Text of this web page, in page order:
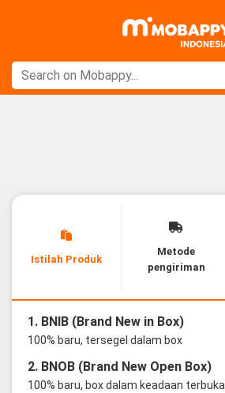
Istilah Produk
Metode
pengiriman
1. BNIB (Brand New in Box)
100% baru, tersegel dalam box
2. BNOB (Brand New Open Box)
100% baru, box dalam keadaan terbuka